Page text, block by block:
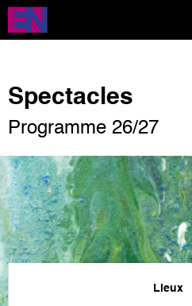
Aller
contenu
Spectacles
Programme 26/27
Lieux